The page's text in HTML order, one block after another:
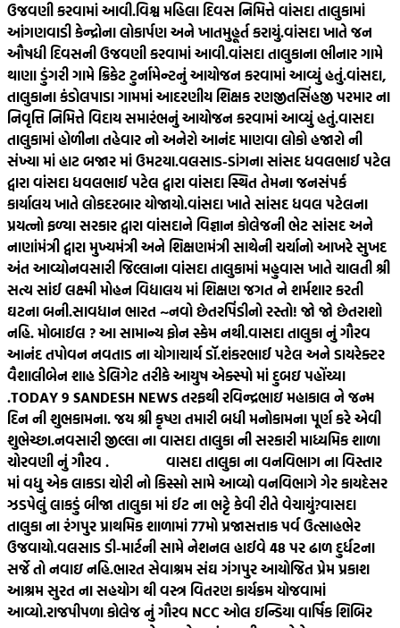
ઉજવણી કરવામાં આવી.વિશ્વ મહિલા દિવસ નિમિત્તે વાંસદા તાલુકામાં
આંગણવાડી કેન્દ્રોના લોકાર્પણ અને ખાતમુહૂર્ત કરાયું.વાંસદા ખાતે જન
ઔષધી દિવસની ઉજવણી કરવામાં આવી.વાંસદા તાલુકાના ભીનાર ગામે
થાણા ડુંગરી ગામે ક્રિકેટ ટુર્નામેન્ટનું આયોજન કરવામાં આવ્યું હતું.વાંસદા,
તાલુકાના કંડોલપાડા ગામમાં આદરણીય શિક્ષક રણજીતસિંહજી પરમાર ના
નિવૃત્તિ નિમિત્તે વિદાય સમારંભનું આયોજન કરવામાં આવ્યું હતું.વાસદા
તાલુકામાં હોળીના તહેવાર નો અનેરો આનંદ માણવા લોકો હજારો ની
સંખ્યા માં હાટ બજાર માં ઉમટયા.વલસાડ-ડાંગના સાંસદ ધવલભાઈ પટેલ
દ્વારા વાંસદા ધવલભાઈ પટેલ દ્વારા વાંસદા સ્થિત તેમના જનસંપર્ક
કાર્યાલય ખાતે લોકદરબાર યોજાયો.વાંસદા ખાતે સાંસદ ધવલ પટેલના
પ્રયત્નો ફળ્યા સરકાર દ્વારા વાંસદાને વિજ્ઞાન કોલેજની ભેટ સાંસદ અને
નાણાંમંત્રી દ્વારા મુખ્યમંત્રી અને શિક્ષણમંત્રી સાથેની ચર્ચાનો આખરે સુખદ
અંત આવ્યોનવસારી જિલ્લાના વાંસદા તાલુકામાં મહુવાસ ખાતે ચાલતી શ્રી
સત્ય સાંઈ લક્ષ્મી મોહન વિદ્યાલય માં શિક્ષણ જગત ને શર્મશાર કરતી
ઘટના બની.સાવધાન ભારત ~નવો છેતરપિંડીનો રસ્તો! જો જો છેતરાશો
નહિ. મોબાઈલ ? આ સામાન્ય ફોન સ્કેમ નથી.વાસદા તાલુકા નું ગૌરવ
આનંદ તપોવન નવતાડ ના યોગાચાર્ય ડૉ.શંકરભાઈ પટેલ અને ડાયરેક્ટર
વૈશાલીબેન શાહ ડેલિગેટ તરીકે આયુષ એક્સ્પો માં દુબઇ પહોંચ્યા
.TODAY 9 SANDESH NEWS તરફથી રવિન્દ્રભાઇ મહાકાલ ને જન્મ
દિન ની શુભકામના. જય શ્રી કૃષ્ણ તમારી બધી મનોકામના પૂર્ણ કરે એવી
શુભેચ્છા.નવસારી જીલ્લા ના વાસદા તાલુકા ની સરકારી માધ્યમિક શાળા
ચોરવણી નું ગૌરવ . વાસદા તાલુકા ના વનવિભાગ ના વિસ્તાર
માં વધુ એક લાકડા ચોરી નો કિસ્સો સામે આવ્યો વનવિભાગે ગેર કાયદેસર
ઝડપેલું લાકડું બીજા તાલુકા માં ઈટ ના ભટ્ટે કેવી રીતે વેચાયું?વાસદા
તાલુકા ના રંગપુર પ્રાથમિક શાળામાં 77મો પ્રજાસત્તાક પર્વ ઉત્સાહભેર
ઉજવાયો.વલસાડ ડી-માર્ટની સામે નેશનલ હાઈવે 48 પર ઢાળ દુર્ધટના
સર્જે તો નવાઇ નહિ.ભારત સેવાશ્રમ સંઘ ગંગપુર આયોજિત પ્રેમ પ્રકાશ
આશ્રમ સુરત ના સહયોગ થી વસ્ત્ર વિતરણ કાર્યક્રમ યોજવામાં
આવ્યો.રાજપીપળા કોલેજ નું ગૌરવ NCC ઓલ ઇન્ડિયા વાર્ષિક શિબિર